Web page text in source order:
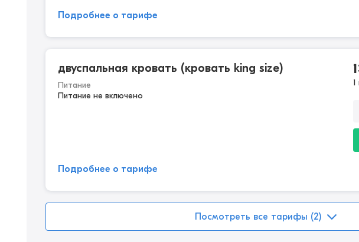
Подробнее о тарифе
двуспальная кровать (кровать king size)
Питание
Питание не включено
Подробнее о тарифе
Посмотреть все тарифы (2)